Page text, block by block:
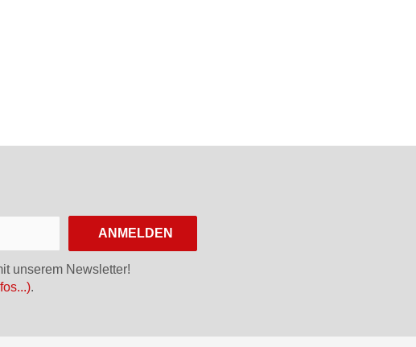
ANMELDEN
unserem Newsletter!
.